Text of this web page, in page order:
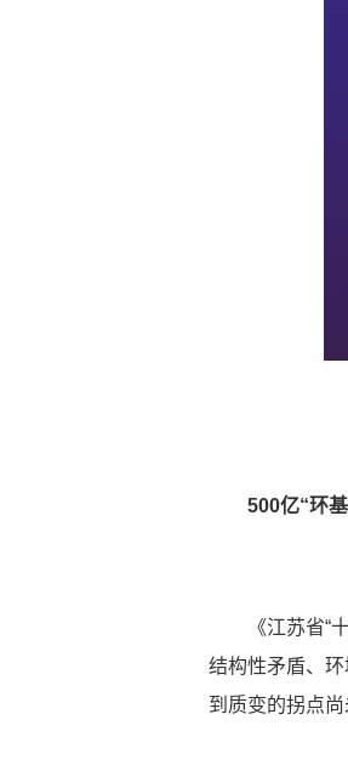
500亿“环
《江苏省
结构性矛盾、
到质变的拐点尚